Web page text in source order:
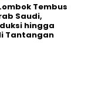
Tembus
Saudi,
hingga
Tantangan